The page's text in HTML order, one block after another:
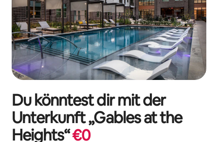
Du könntest dir mit der
Unterkunft „Gables at the
Heights“€0